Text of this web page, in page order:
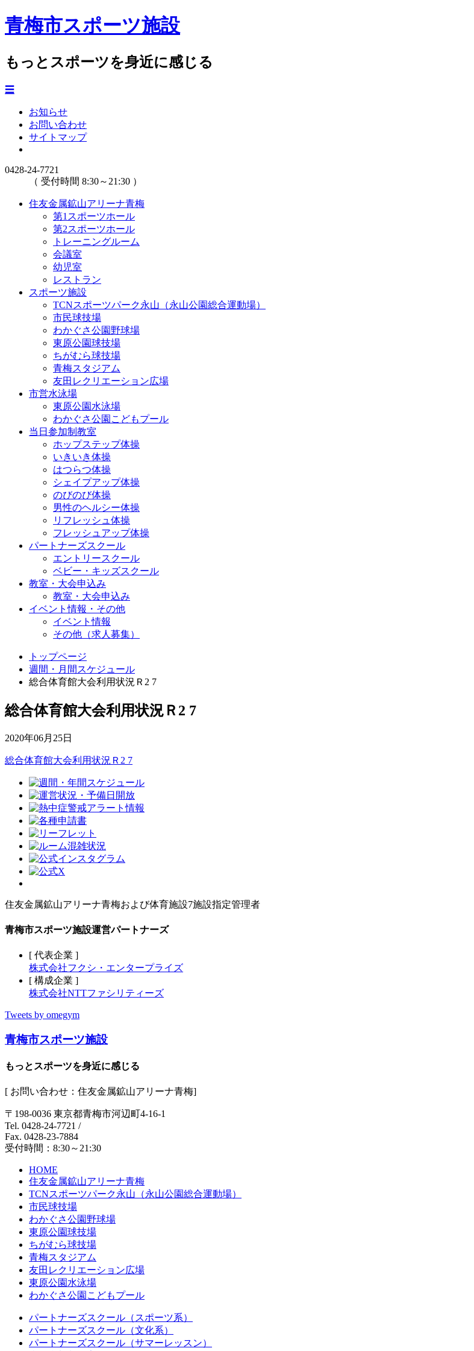
青梅市スポーツ施設
もっとスポーツを身近に感じる
☰
お知らせ
お問い合わせ
サイトマップ
0428-24-7721
（ 受付時間 8:30～21:30 ）
住友金属鉱山アリーナ青梅
第1スポーツホール
第2スポーツホール
トレーニングルーム
会議室
幼児室
レストラン
スポーツ施設
TCNスポーツパーク永山（永山公園総合運動場）
市民球技場
わかぐさ公園野球場
東原公園球技場
ちがむら球技場
青梅スタジアム
友田レクリエーション広場
市営水泳場
東原公園水泳場
わかぐさ公園こどもプール
当日参加制教室
ホップステップ体操
いきいき体操
はつらつ体操
シェイプアップ体操
のびのび体操
男性のヘルシー体操
リフレッシュ体操
フレッシュアップ体操
パートナーズスクール
エントリースクール
ベビー・キッズスクール
教室・大会申込み
教室・大会申込み
イベント情報・その他
イベント情報
その他（求人募集）
トップページ
週間・月間スケジュール
総合体育館大会利用状況Ｒ2 7
総合体育館大会利用状況Ｒ2 7
2020年06月25日
総合体育館大会利用状況Ｒ2 7
住友金属鉱山アリーナ青梅および体育施設7施設指定管理者
青梅市スポーツ施設運営パートナーズ
[ 代表企業 ]
株式会社フクシ・エンタープライズ
[ 構成企業 ]
株式会社NTTファシリティーズ
Tweets by omegym
青梅市スポーツ施設
もっとスポーツを身近に感じる
[ お問い合わせ：住友金属鉱山アリーナ青梅]
〒198-0036 東京都青梅市河辺町4-16-1
Tel. 0428-24-7721 /
Fax. 0428-23-7884
受付時間：8:30～21:30
HOME
住友金属鉱山アリーナ青梅
TCNスポーツパーク永山（永山公園総合運動場）
市民球技場
わかぐさ公園野球場
東原公園球技場
ちがむら球技場
青梅スタジアム
友田レクリエーション広場
東原公園水泳場
わかぐさ公園こどもプール
パートナーズスクール（スポーツ系）
パートナーズスクール（文化系）
パートナーズスクール（サマーレッスン）